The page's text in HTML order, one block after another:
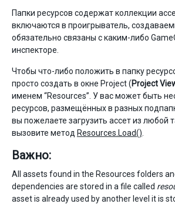
Папки ресурсов содержат коллекции
включаются в проигрыватель,
обязательно связаны с каким-либо
инспекторе.
Чтобы что-либо положить в папку
просто создать в окне Project (Project
именем “Resources”. У вас может быть
ресурсов, размещённых в разных
вы пожелаете загрузить ассет из любой
вызовите метод Resources.Load()
Важно:
All assets found in the Resources folders
dependencies are stored in a file called
asset is already used by another level it is